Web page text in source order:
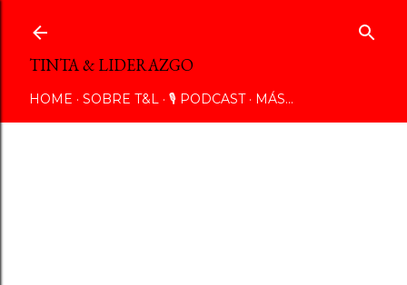
TINTA & LIDERAZGO
HOME SOBRE T&L 🎙️ PODCAST MÁS…